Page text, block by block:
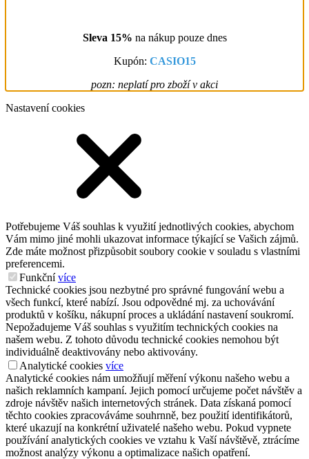
Sleva 15% na nákup pouze dnes
Kupón: CASIO15
pozn: neplatí pro zboží v akci
Nastavení cookies
Potřebujeme Váš souhlas k využití jednotlivých cookies, abychom
Vám mimo jiné mohli ukazovat informace týkající se Vašich zájmů.
Zde máte možnost přizpůsobit soubory cookie v souladu s vlastními
preferencemi.
Funkční více
Technické cookies jsou nezbytné pro správné fungování webu a
všech funkcí, které nabízí. Jsou odpovědné mj. za uchovávání
produktů v košíku, nákupní proces a ukládání nastavení soukromí.
Nepožadujeme Váš souhlas s využitím technických cookies na
našem webu. Z tohoto důvodu technické cookies nemohou být
individuálně deaktivovány nebo aktivovány.
Analytické cookies více
Analytické cookies nám umožňují měření výkonu našeho webu a
našich reklamních kampaní. Jejich pomocí určujeme počet návštěv a
zdroje návštěv našich internetových stránek. Data získaná pomocí
těchto cookies zpracováváme souhrnně, bez použití identifikátorů,
které ukazují na konkrétní uživatelé našeho webu. Pokud vypnete
používání analytických cookies ve vztahu k Vaší návštěvě, ztrácíme
možnost analýzy výkonu a optimalizace našich opatření.